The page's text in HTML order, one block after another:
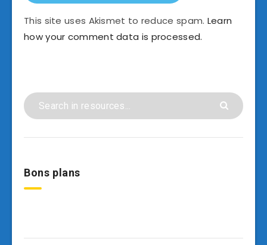
This site uses Akismet to reduce spam. Learn
how your comment data is processed.
Bons plans